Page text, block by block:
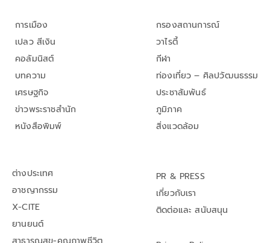
การเมือง
เปลว สีเงิน
คอลัมนิสต์
บทความ
เศรษฐกิจ
ข่าวพระราชสำนัก
หนังสือพิมพ์
กรองสถานการณ์
วาไรตี้
กีฬา
ท่องเที่ยว – ศิลปวัฒนธรรม
ประชาสัมพันธ์
ภูมิภาค
สิ่งแวดล้อม
ต่างประเทศ
อาชญากรรม
X-CITE
ยานยนต์
PR & PRESS
เกี่ยวกับเรา
ติดต่อและ สนับสนุน